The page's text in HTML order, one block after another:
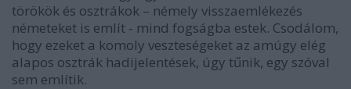
törökök és osztrákok – némely visszaemlékezés
németeket is említ - mind fogságba estek. Csodálom,
hogy ezeket a komoly veszteségeket az amúgy elég
alapos osztrák hadijelentések, úgy tűnik, egy szóval
sem említik.